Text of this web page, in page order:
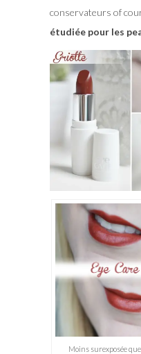
conservateurs of
étudiée pour les
Moins surexposée